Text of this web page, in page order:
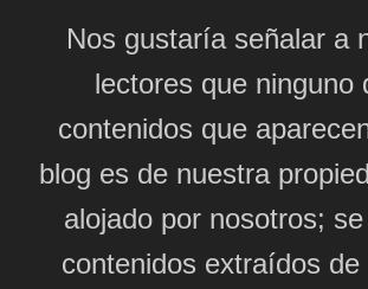
Nos gustaría señalar a
lectores que ninguno
contenidos que
blog es de nuestra
alojado por nosotros;
contenidos extraídos de